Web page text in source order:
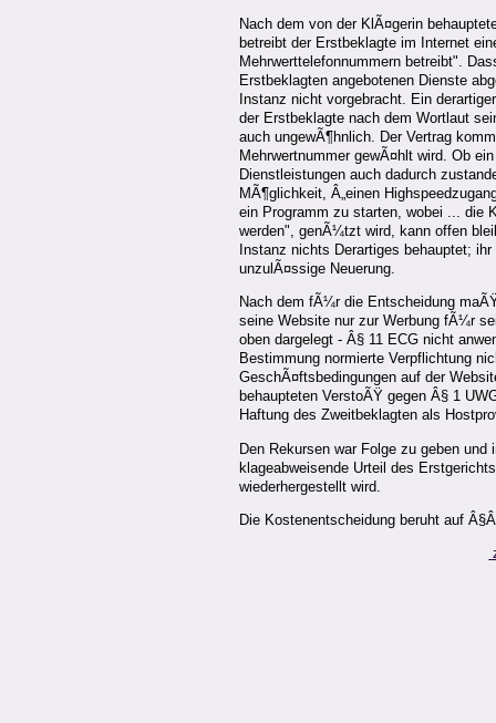
Nach dem von der KlÃ¤gerin
betreibt der Erstbeklagte im Internet
Mehrwerttelefonnummern betreibt".
Erstbeklagten angebotenen Dienste
Instanz nicht vorgebracht. Ein
der Erstbeklagte nach dem Wortlaut
auch ungewÃ¶hnlich. Der Vertrag
Mehrwertnummer gewÃ¤hlt wird. Ob
Dienstleistungen auch dadurch
MÃ¶glichkeit, Â„einen
ein Programm zu starten, wobei ... die
werden", genÃ¼tzt wird, kann offen
Instanz nichts Derartiges behauptet;
unzulÃ¤ssige Neuerung.
Nach dem fÃ¼r die Entscheidung
seine Website nur zur Werbung fÃ¼r
oben dargelegt - Â§ 11 ECG nicht
Bestimmung normierte Verpflichtung
GeschÃ¤ftsbedingungen auf der
behaupteten VerstoÃŸ gegen Â§ 1
Haftung des Zweitbeklagten als
Den Rekursen war Folge zu geben
klageabweisende Urteil des
wiederhergestellt wird.
Die Kostenentscheidung beruht auf